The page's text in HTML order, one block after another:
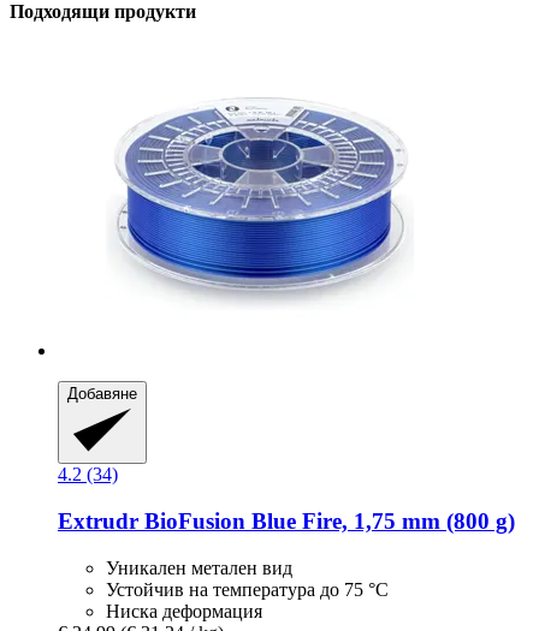
Подходящи продукти
Добавяне
4.2 (34)
Extrudr BioFusion Blue Fire, 1,75 mm (800 g)
Уникален метален вид
Устойчив на температура до 75 °C
Ниска деформация